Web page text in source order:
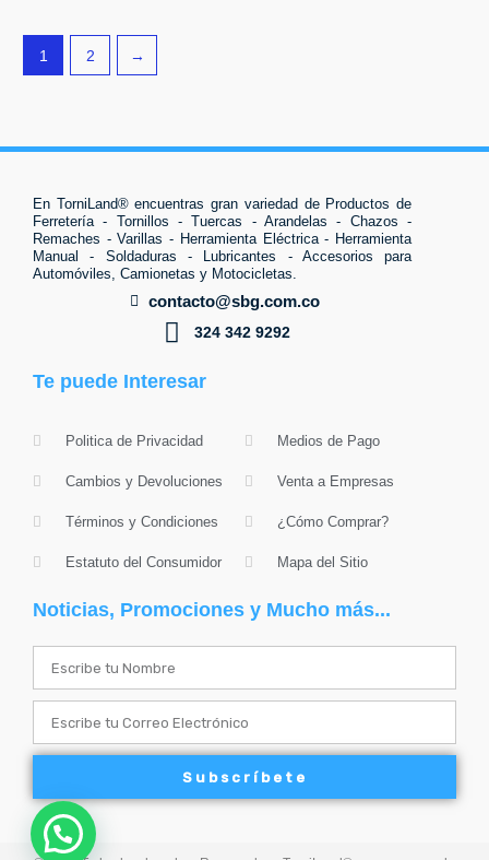
1 2 →
En TorniLand® encuentras gran variedad de Productos de
Ferretería - Tornillos - Tuercas - Arandelas - Chazos -
Remaches - Varillas - Herramienta Eléctrica - Herramienta
Manual - Soldaduras - Lubricantes - Accesorios para
Automóviles, Camionetas y Motocicletas.
contacto@sbg.com.co
324 342 9292
Te puede Interesar
Politica de Privacidad
Cambios y Devoluciones
Términos y Condiciones
Estatuto del Consumidor
Medios de Pago
Venta a Empresas
¿Cómo Comprar?
Mapa del Sitio
Noticias, Promociones y Mucho más...
Subscríbete